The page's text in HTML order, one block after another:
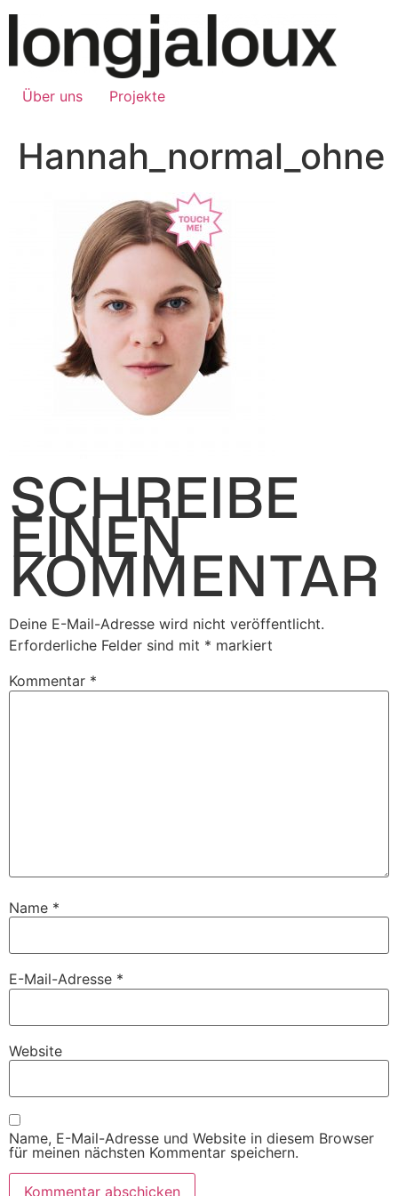
Über uns Projekte
Hannah_normal_ohne
SCHREIBE
EINEN
KOMMENTAR
Deine E-Mail-Adresse wird nicht veröffentlicht.
Erforderliche Felder sind mit * markiert
Kommentar *
Name *
E-Mail-Adresse *
Website
Name, E-Mail-Adresse und Website in diesem Browser
für meinen nächsten Kommentar speichern.